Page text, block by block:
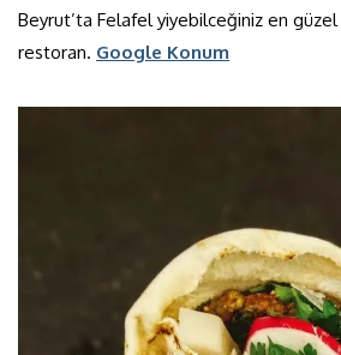
Beyrut’ta Felafel yiyebilceğiniz en
restoran. Google Konum